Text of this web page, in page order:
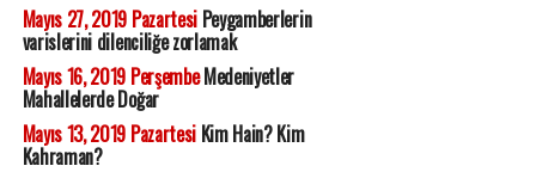
Mayıs 27, 2019 PazartesiPeygamberlerin
varislerini dilenciliğe zorlamak
Mayıs 16, 2019 PerşembeMedeniyetler
Mahallelerde Doğar
Mayıs 13, 2019 PazartesiKim Hain? Kim
Kahraman?